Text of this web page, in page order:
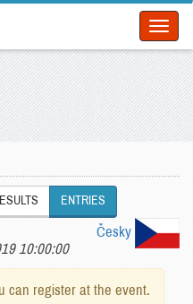
ENTRIES
Česky
10:00:00
can register at the event.